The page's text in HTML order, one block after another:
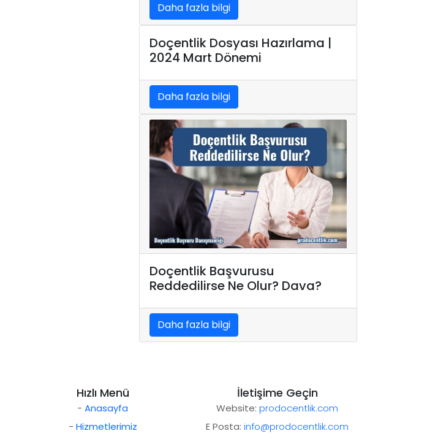
Daha fazla bilgi
Doçentlik Dosyası Hazırlama |
2024 Mart Dönemi
Daha fazla bilgi
Doçentlik Başvurusu
Reddedilirse Ne Olur? Dava?
Daha fazla bilgi
Hızlı Menü
- Anasayfa
- Hizmetlerimiz
İletişime Geçin
Website: prodocentlik.com
E Posta: info@prodocentlik.com